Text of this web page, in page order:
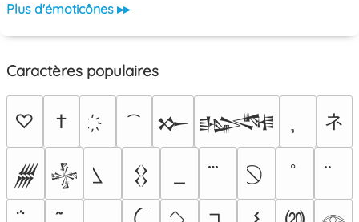
Plus d'émoticônes ▸▸
Caractères populaires
♡ † 𒁍 𒈙 ネ
𒁂 𒈔 𒌐
ﾟ